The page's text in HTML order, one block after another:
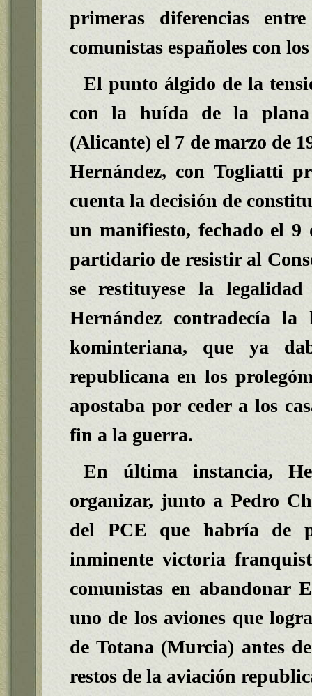
primeras diferencias
comunistas españoles con
El punto álgido de la
con la huída de la plana
(Alicante) el 7 de marzo de
Hernández, con Togliatti
cuenta la decisión de
un manifiesto, fechado el 9
partidario de resistir al
se restituyese la
Hernández contradecía
kominteriana, que ya
republicana en los
apostaba por ceder a los
fin a la guerra.
En última instancia,
organizar, junto a Pedro
del PCE que habría de
inminente victoria
comunistas en abandonar
uno de los aviones que
de Totana (Murcia) antes
restos de la aviación